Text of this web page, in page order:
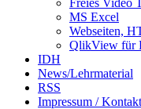
Freies Video
MS Excel
Webseiten,
QlikView für
IDH
News/Lehrmaterial
RSS
Impressum / Kontakt